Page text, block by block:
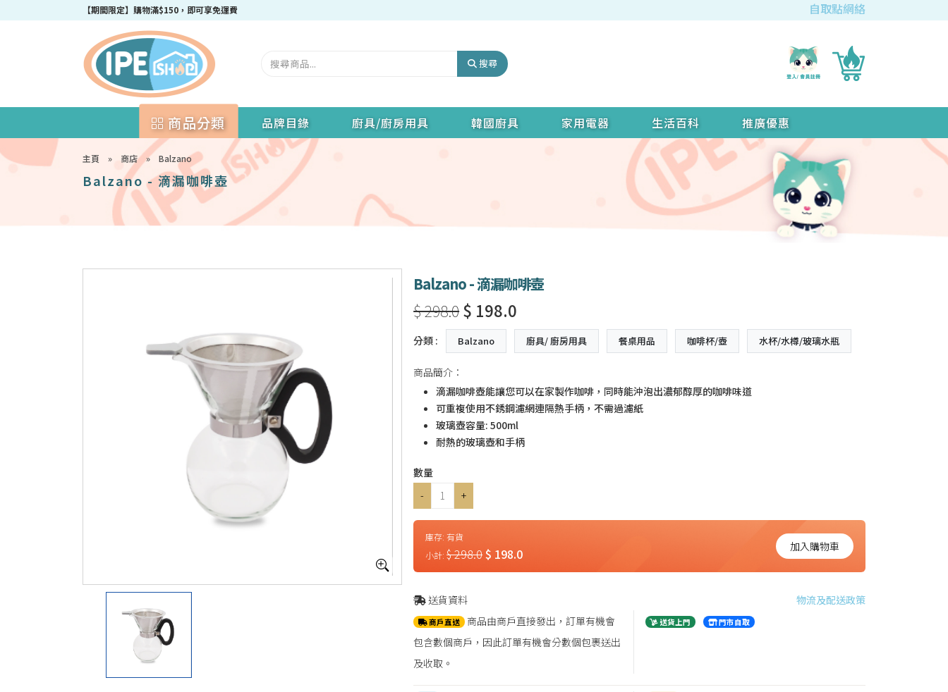
【期間限定】購物滿$150，即可享免運費
成為IPEshop會員，新會員即可獲得迎新$50購物優惠碼！ 自取點網絡
搜尋
商品分類 品牌目錄 廚具/廚房用具 韓國廚具 家用電器 生活百科 推廣優惠
主頁 » 商店» Balzano
Balzano - 滴漏咖啡壺
Balzano - 滴漏咖啡壺
$ 298.0$ 198.0
分類 : Balzano 廚具/ 廚房用具 餐桌用品 咖啡杯/壺 水杯/水樽/玻璃水瓶
商品簡介：
滴漏咖啡壺能讓您可以在家製作咖啡，同時能沖泡出濃郁醇厚的咖啡味道
可重複使用不銹鋼濾網連隔熱手柄，不需過濾紙
玻璃壺容量: 500ml
耐熱的玻璃壺和手柄
數量
-
+
庫存:有貨
小計:$ 298.0$ 198.0 加入購物車
送貨資料 物流及配送政策
商戶直送 商品由商戶直接發出，訂單有機會
包含數個商戶，因此訂單有機會分數個包裹送出
及收取。
送貨上門 門市自取